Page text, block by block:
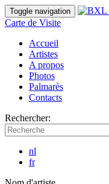
Toggle navigation
Carte de Visite
Accueil
Artistes
A propos
Photos
Palmarès
Contacts
Rechercher:
nl
fr